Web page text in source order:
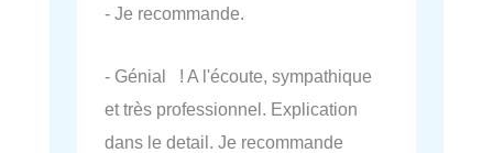
- Je recommande.
- Génial ! A l'écoute, sympathique
et très professionnel. Explication
dans le detail. Je recommande